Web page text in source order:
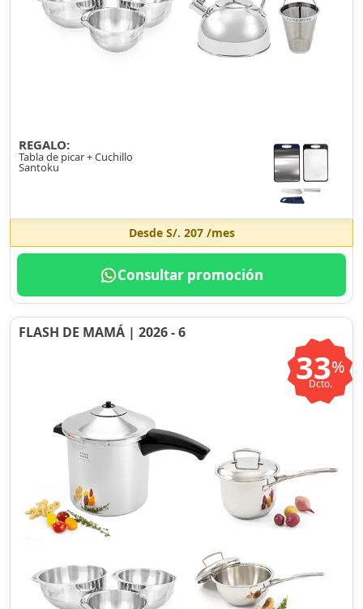
REGALO:
Tabla de picar + Cuchillo
Santoku
Desde S/. 207/mes
Consultar promoción
FLASH DE MAMÁ | 2026 - 6
33%
Dcto.